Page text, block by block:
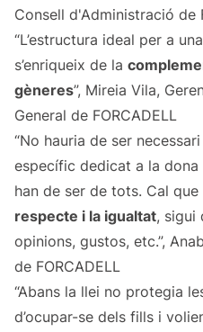
Consell d'Administració de
“L’estructura ideal per a
s’enriqueix de la
gèneres”, Mireia Vila,
General de FORCADELL
“No hauria de ser
específic dedicat a la
han de ser de tots. Cal
respecte i la igualtat, sigui
opinions, gustos, etc.”,
de FORCADELL
“Abans la llei no protegia
d’ocupar-se dels fills i